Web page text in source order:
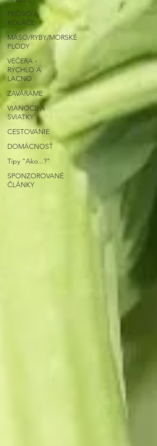
PEČIVO A
KOLÁČE
MÄSO/RYBY/MORSKÉ
PLODY
VEČERA -
RÝCHLO A
LACNO
ZAVÁRAME
VIANOCE A
SVIATKY
CESTOVANIE
DOMÁCNOSŤ
Tipy "Ako...?"
SPONZOROVANÉ
ČLÁNKY